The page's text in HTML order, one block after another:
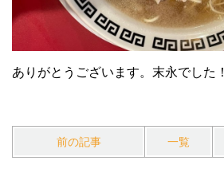
ありがとうございます。末永でした！
前の記事 一覧